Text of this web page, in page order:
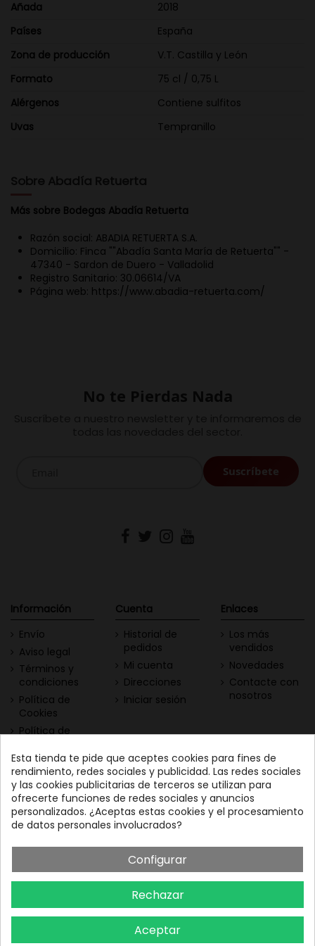
Añada
2018
Países
España
Zona de producción
V.T. Castilla y León
Formato
75 cl / 0,75 L
Alérgenos
Contiene sulfitos
Uvas
Tempranillo
Sobre Abadía Retuerta
Más sobre Bodegas Abadía Retuerta
Razón social: ABADIA RETUERTA S.A.
Domicilio: Finca ""Abadía Santa María de Retuerta"" -
47340 - Sardon de Duero - Valladolid
Registro Sanitario: 30.06614/VA
Página web: https://www.abadia-retuerta.com/
No te Pierdas Nada
Información
Envío
Aviso legal
Términos y
condiciones
Política de
Cookies
Política de
Cuenta
Historial de
pedidos
Mi cuenta
Direcciones
Iniciar sesión
Enlaces
Los más
vendidos
Novedades
Contacte con
nosotros
Contacta con nosotros
Nuestras Vinotecas:
Vinofilos Triana: Viera y
Clavijo, 23 - Gran Canaria
Vinófilos Santa Cruz: Adán
Martín Menis, 5 - Tenerife
Descarga nuestra App
Todo el vino a tu
alcance
Esta tienda te pide que aceptes cookies para fines de
rendimiento, redes sociales y publicidad. Las redes sociales
y las cookies publicitarias de terceros se utilizan para
ofrecerte funciones de redes sociales y anuncios
personalizados. ¿Aceptas estas cookies y el procesamiento
de datos personales involucrados?
Configurar
Rechazar
Aceptar